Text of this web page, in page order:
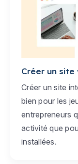
Créer un
Créer un site
bien pour les
entrepreneurs
activité que
installées.